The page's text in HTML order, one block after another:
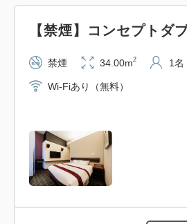
【禁煙】コンセプトダ
禁煙 34.00m2 1名
Wi-Fiあり（無料）